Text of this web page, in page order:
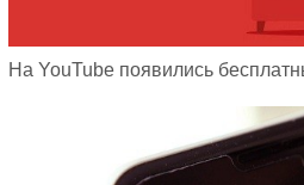
На YouTube появились